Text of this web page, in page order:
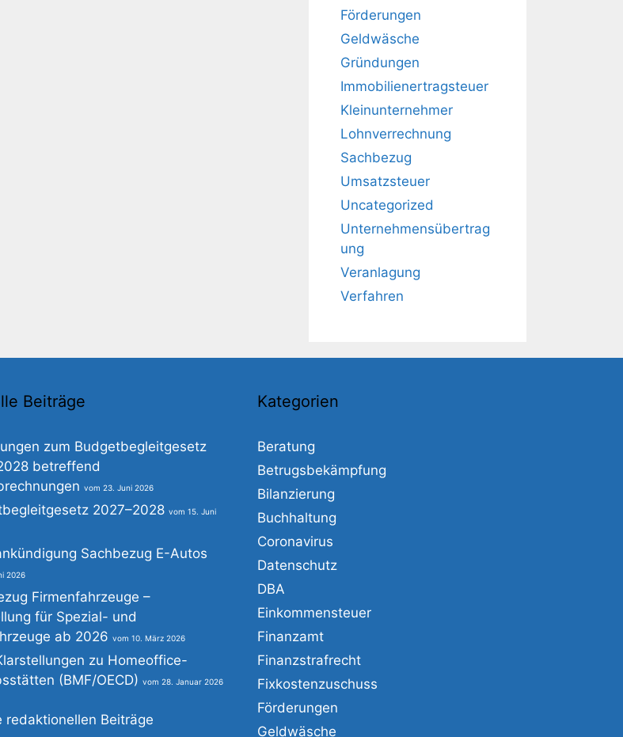
Förderungen
Geldwäsche
Gründungen
Immobilienertragsteuer
Kleinunternehmer
Lohnverrechnung
Sachbezug
Umsatzsteuer
Uncategorized
Unternehmensübertrag
ung
Veranlagung
Verfahren
Beiträge
zum Budgetbegleitgesetz
betreffend
23. Juni 2026
2027–2028 15. Juni
Sachbezug E-Autos
2026
Firmenfahrzeuge –
für Spezial- und
ab 2026
10. März 2026
zu Homeoffice-
(BMF/OECD)
28. Januar 2026
redaktionellen Beiträge
Kategorien
Beratung
Betrugsbekämpfung
Bilanzierung
Buchhaltung
Coronavirus
Datenschutz
DBA
Einkommensteuer
Finanzamt
Finanzstrafrecht
Fixkostenzuschuss
Förderungen
Geldwäsche